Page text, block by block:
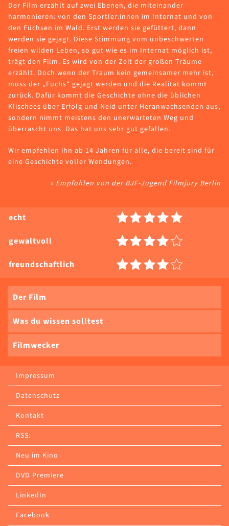
Der Film erzählt auf zwei Ebenen, die miteinander
harmonieren: von den Sportler:innen im Internat und von
den Füchsen im Wald. Erst werden sie gefüttert, dann
werden sie gejagt. Diese Stimmung vom unbeschwerten
freien wilden Leben, so gut wie es im Internat möglich ist,
trägt den Film. Es wird von der Zeit der großen Träume
erzählt. Doch wenn der Traum kein gemeinsamer mehr ist,
muss der „Fuchs“ gejagt werden und die Realität kommt
zurück. Dafür kommt die Geschichte ohne die üblichen
Klischees über Erfolg und Neid unter Heranwachsenden aus,
sondern nimmt meistens den unerwarteten Weg und
überrascht uns. Das hat uns sehr gut gefallen.
Wir empfehlen ihn ab 14 Jahren für alle, die bereit sind für
eine Geschichte voller Wendungen.
» Empfohlen von der BJF-Jugend Filmjury Berlin
echt
gewaltvoll
freundschaftlich
Der Film
Was du wissen solltest
Filmwecker
Impressum
Datenschutz
Kontakt
RSS:
Neu im Kino
DVD Premiere
LinkedIn
Facebook